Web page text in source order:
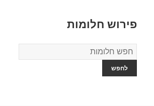
פירוש חלומות
מילון
החלומות